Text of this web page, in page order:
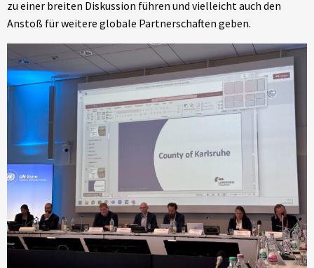
zu einer breiten Diskussion führen und vielleicht auch den
Anstoß für weitere globale Partnerschaften geben.